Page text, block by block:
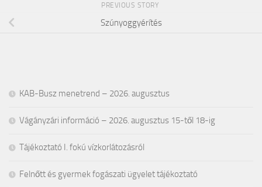
PREVIOUS STORY
Szúnyoggyérítés
KAB-Busz menetrend – 2026. augusztus
Vágányzári információ – 2026. augusztus 15-től 18-ig
Tájékoztató I. fokú vízkorlátozásról
Felnőtt és gyermek fogászati ügyelet tájékoztató